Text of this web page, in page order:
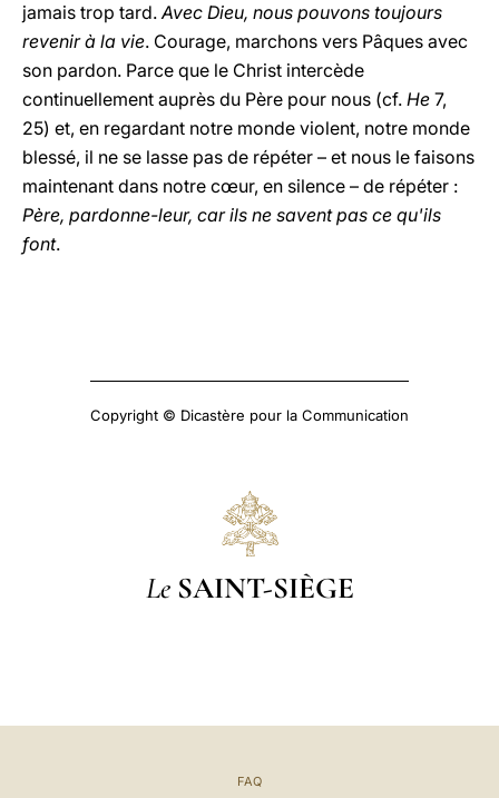
jamais trop tard.Avec Dieu, nous pouvons toujours
revenir à la vie. Courage, marchons vers Pâques avec
son pardon. Parce que le Christ intercède
continuellement auprès du Père pour nous (cf. He 7,
25) et, en regardant notre monde violent, notre monde
blessé, il ne se lasse pas de répéter – et nous le faisons
maintenant dans notre cœur, en silence – de répéter :
Père, pardonne-leur, car ils ne savent pas ce qu'ils
font.
Copyright © Dicastère pour la Communication
Le SAINT-SIÈGE
FAQ